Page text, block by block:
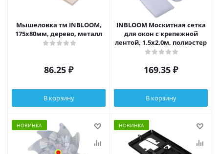
Мышеловка тм INBLOOM,
175х80мм, дерево, металл
86.25 ₽
В корзину
INBLOOM Москитная сетка
для окон с крепежной
лентой, 1.5х2.0м, полиэстер
169.35 ₽
В корзину
НОВИНКА НОВИНКА